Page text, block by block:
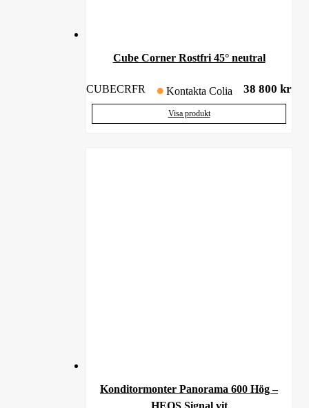
Cube Corner Rostfri 45° neutral
CUBECRFR Kontakta Colia 38 800 kr
Visa produkt
Konditormonter Panorama 600 Hög –
HEOS Signal vit